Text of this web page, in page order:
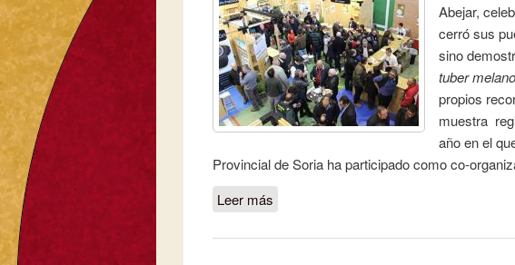
Abejar,
cerró sus
sino
tuber
propios
muestra
año en el
Provincial de Soria ha participado como co-
Leer más